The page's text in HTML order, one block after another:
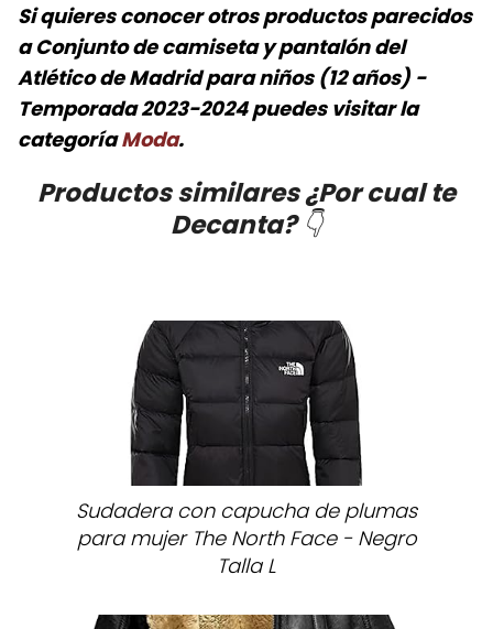
Si quieres conocer otros productos parecidos
aConjunto de camiseta y pantalón del
Atlético de Madrid para niños (12 años) -
Temporada 2023-2024puedes visitar la
categoríaModa.
Productos similares ¿Por cual te
Decanta?👇
Sudadera con capucha de plumas
para mujer The North Face - Negro
Talla L